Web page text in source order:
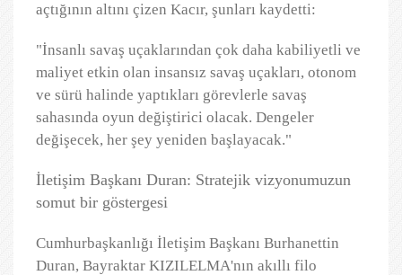
açtığının altını çizen Kacır, şunları kaydetti:
"İnsanlı savaş uçaklarından çok daha kabiliyetli ve
maliyet etkin olan insansız savaş uçakları, otonom
ve sürü halinde yaptıkları görevlerle savaş
sahasında oyun değiştirici olacak. Dengeler
değişecek, her şey yeniden başlayacak."
İletişim Başkanı Duran: Stratejik vizyonumuzun
somut bir göstergesi
Cumhurbaşkanlığı İletişim Başkanı Burhanettin
Duran, Bayraktar KIZILELMA'nın akıllı filo